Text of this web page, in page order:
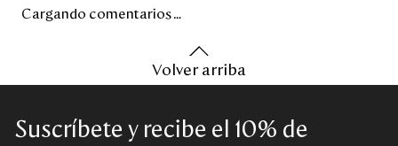
Cargando comentarios…
Volver arriba
Suscríbete y recibe el 10% de